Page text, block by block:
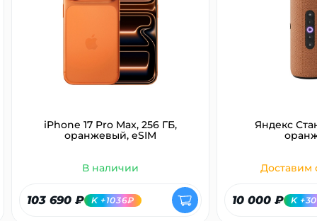
iPhone 17 Pro Max, 256 ГБ,
оранжевый, eSIM
В наличии
103 690 ₽ K +1036₽
Яндекс
Доставим
10 000 ₽ K